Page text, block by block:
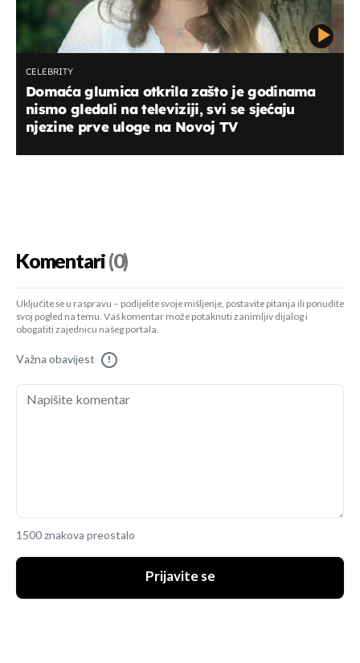
CELEBRITY
Domaća glumica otkrila zašto je godinama
nismo gledali na televiziji, svi se sjećaju
njezine prve uloge na Novoj TV
Komentari(0)
Uključite se u raspravu – podijelite svoje mišljenje, postavite pitanja ili ponudite
svoj pogled na temu. Vaš komentar može potaknuti zanimljiv dijalog i
obogatiti zajednicu našeg portala.
Važna obavijest !
1500 znakova preostalo
Prijavite se